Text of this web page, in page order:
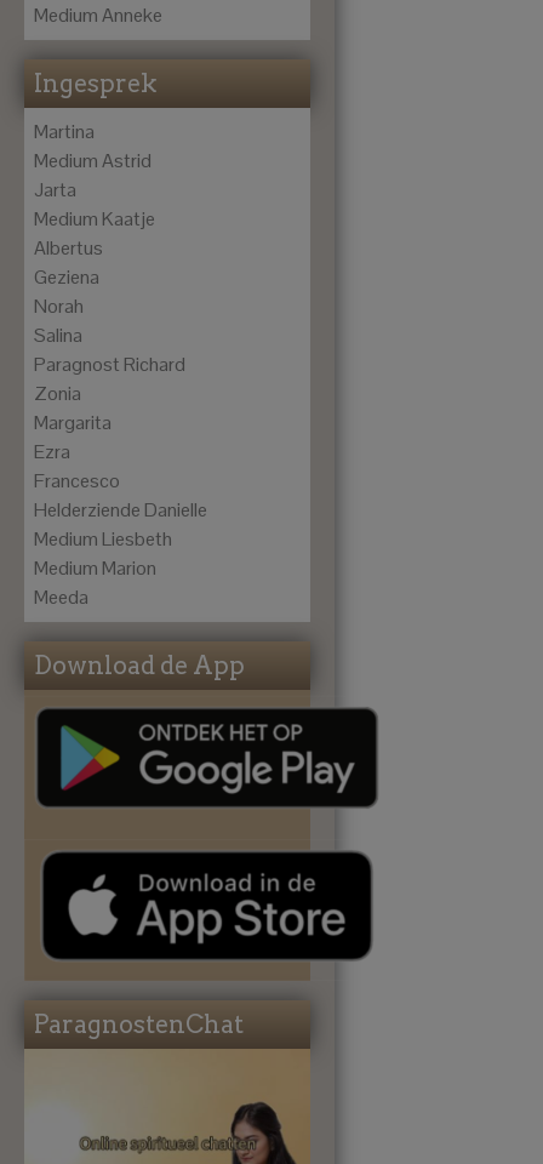
Medium Anneke
Ingesprek
Martina
Medium Astrid
Jarta
Medium Kaatje
Albertus
Geziena
Norah
Salina
Paragnost Richard
Zonia
Margarita
Ezra
Francesco
Helderziende Danielle
Medium Liesbeth
Medium Marion
Meeda
Download de App
ParagnostenChat